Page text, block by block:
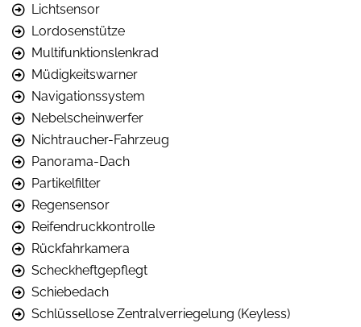
Lichtsensor
Lordosenstütze
Multifunktionslenkrad
Müdigkeitswarner
Navigationssystem
Nebelscheinwerfer
Nichtraucher-Fahrzeug
Panorama-Dach
Partikelfilter
Regensensor
Reifendruckkontrolle
Rückfahrkamera
Scheckheftgepflegt
Schiebedach
Schlüssellose Zentralverriegelung (Keyless)